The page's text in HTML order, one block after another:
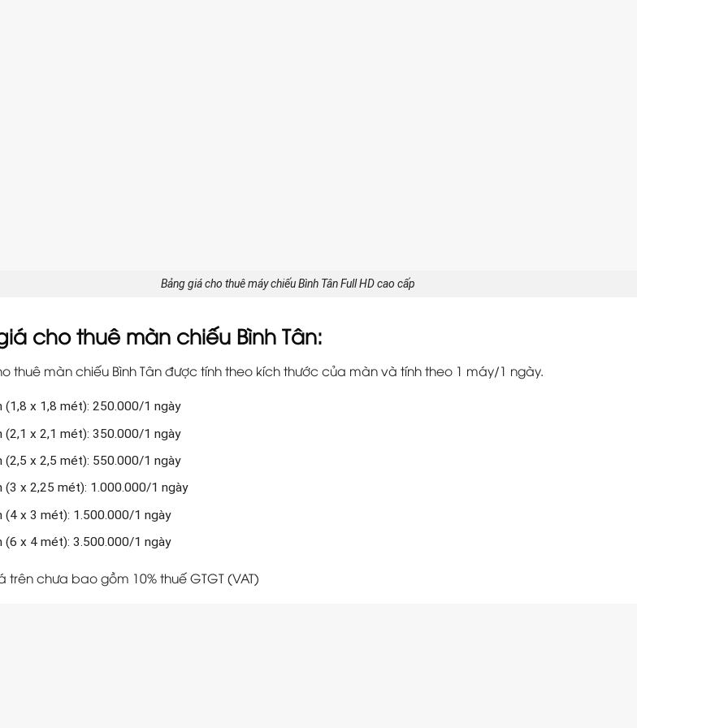
Bảng giá cho thuê máy chiếu Bình Tân Full HD cao cấp
cho thuê màn chiếu Bình Tân:
thuê màn chiếu Bình Tân được tính theo kích thước của màn và tính theo 1 máy/1 ngày.
(1,8 x 1,8 mét): 250.000/1 ngày
(2,1 x 2,1 mét): 350.000/1 ngày
(2,5 x 2,5 mét): 550.000/1 ngày
(3 x 2,25 mét): 1.000.000/1 ngày
(4 x 3 mét): 1.500.000/1 ngày
(6 x 4 mét): 3.500.000/1 ngày
trên chưa bao gồm 10% thuế GTGT (VAT)